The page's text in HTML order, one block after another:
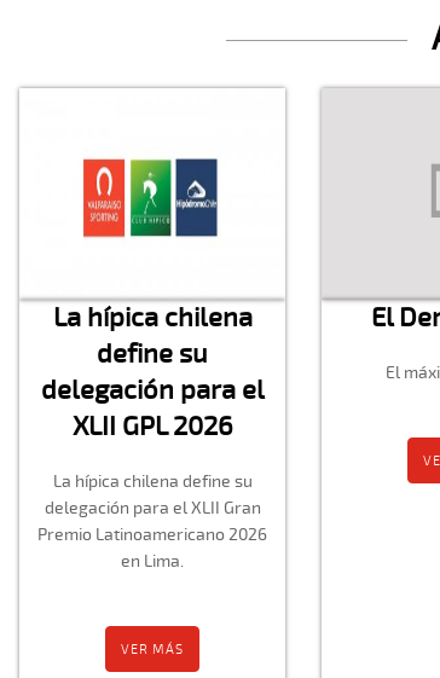
La hípica chilena
define su
delegación para el
XLII GPL 2026
La hípica chilena define su
delegación para el XLII Gran
Premio Latinoamericano 2026
en Lima.
VER MÁS
El
El